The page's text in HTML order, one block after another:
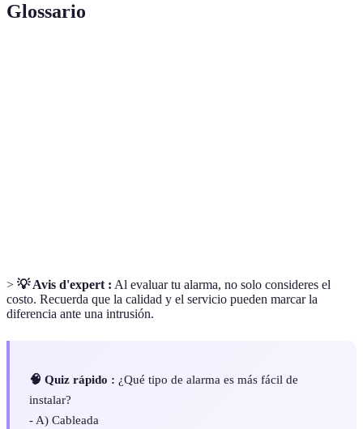
Glossario
> 💡 Avis d'expert : Al evaluar tu alarma, no solo consideres el
costo. Recuerda que la calidad y el servicio pueden marcar la
diferencia ante una intrusión.
🧠 Quiz rápido : ¿Qué tipo de alarma es más fácil de
instalar?
- A) Cableada